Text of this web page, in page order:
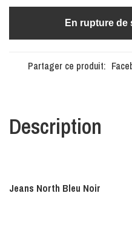
En rupture de
Partager ce produit:
Description
Jeans North Bleu Noir